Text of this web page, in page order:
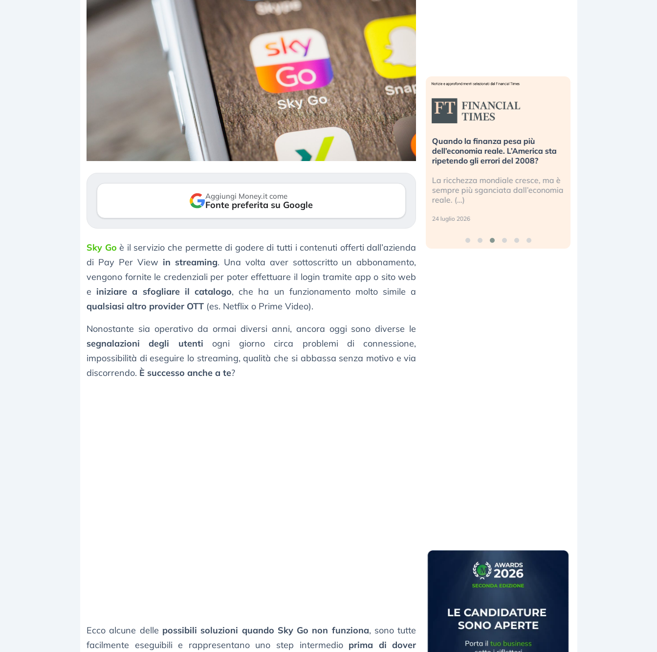
Aggiungi Money.it come
Fonte preferita su Google
Sky Go è il servizio che permette di godere di tutti i contenuti offerti dall’azienda
di Pay Per View in streaming. Una volta aver sottoscritto un abbonamento,
vengono fornite le credenziali per poter effettuare il login tramite app o sito web
e iniziare a sfogliare il catalogo, che ha un funzionamento molto simile a
qualsiasi altro provider OTT (es. Netflix o Prime Video).
Nonostante sia operativo da ormai diversi anni, ancora oggi sono diverse le
segnalazioni degli utenti ogni giorno circa problemi di connessione,
impossibilità di eseguire lo streaming, qualità che si abbassa senza motivo e via
discorrendo. È successo anche a te?
Ecco alcune delle possibili soluzioni quando Sky Go non funziona, sono tutte
facilmente eseguibili e rappresentano uno step intermedio prima di dover
Dalle valutazioni estreme alla
correzione. Cosa sta guidando il
repricing degli asset?
3 agosto 2026
«La mia vita è rovinata». Investitori
in preda al panico dopo lo scoppio
della bolla AI
Kospi, mentre gli investitori retail (…)
30 luglio 2026
Quando la finanza pesa più
dell’economia reale. L’America sta
ripetendo gli errori del 2008?
La ricchezza mondiale cresce, ma è
sempre più sganciata dall’economia
reale. (…)
24 luglio 2026